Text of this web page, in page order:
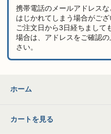
携帯電話のメールアドレス
はじかれてしまう場合がござ
ご注文日から3日経ちまして
場合は、アドレスをご確認
さい。
ホーム
カートを見る